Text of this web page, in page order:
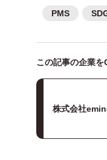
PMS
この記事の企業を
株式会社